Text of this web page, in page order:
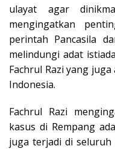
ulayat agar
mengingatkan
perintah Pancasila
melindungi adat
Fachrul Razi yang
Indonesia.
Fachrul Razi
kasus di Rempang
juga terjadi di seluruh